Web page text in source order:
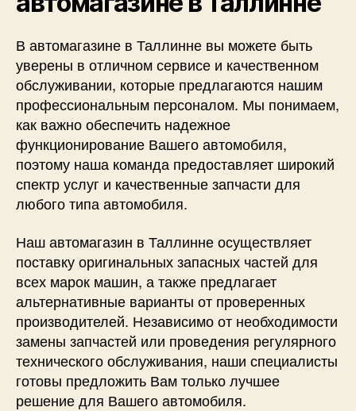
В автомагазине в Таллинне вы можете быть
уверены в отличном сервисе и качественном
обслуживании, которые предлагаются нашим
профессиональным персоналом. Мы понимаем,
как важно обеспечить надежное
функционирование Вашего автомобиля,
поэтому наша команда предоставляет широкий
спектр услуг и качественные запчасти для
любого типа автомобиля.
Наш автомагазин в Таллинне осуществляет
поставку оригинальных запасных частей для
всех марок машин, а также предлагает
альтернативные варианты от проверенных
производителей. Независимо от необходимости
замены запчастей или проведения регулярного
технического обслуживания, наши специалисты
готовы предложить Вам только лучшее
решение для Вашего автомобиля.